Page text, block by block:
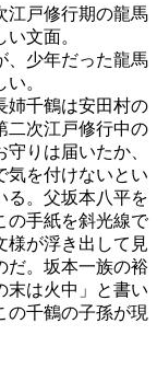
江戸修行期の龍馬
文面。
、少年だった龍馬
。
姉千鶴は安田村の
二次江戸修行中の
りは届いたか、
気を付けないとい
る。父坂本八平を
の手紙を斜光線で
様が浮き出して見
だ。坂本一族の裕
末は火中」と書い
の千鶴の子孫が現